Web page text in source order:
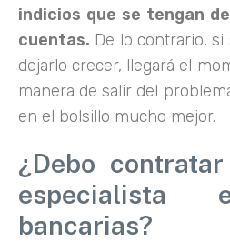
indicios que se tengan
cuentas. De lo contrario,
dejarlo crecer, llegará el
manera de salir del
en el bolsillo mucho mejor.
¿Debo
especialista
bancarias?